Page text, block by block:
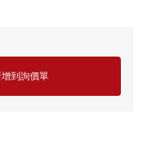
到詢價單